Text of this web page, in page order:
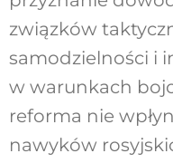
związków
samodzielności i
w warunkach
reforma nie
nawyków